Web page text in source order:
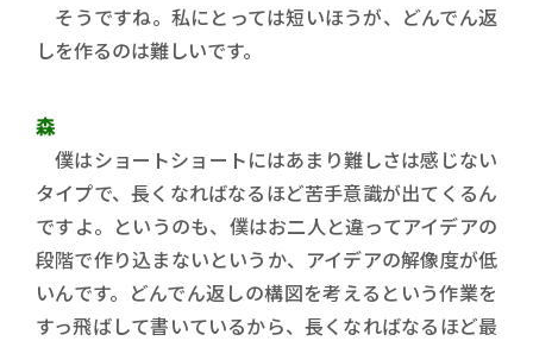
そうですね。私にとっては短いほうが、どんでん返
しを作るのは難しいです。
森
僕はショートショートにはあまり難しさは感じない
タイプで、長くなればなるほど苦手意識が出てくるん
ですよ。というのも、僕はお二人と違ってアイデアの
段階で作り込まないというか、アイデアの解像度が低
いんです。どんでん返しの構図を考えるという作業を
すっ飛ばして書いているから、長くなればなるほど最